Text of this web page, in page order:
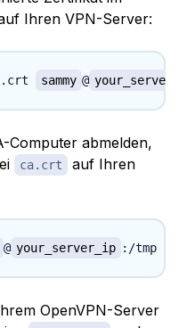
Ihren VPN-Server:
sammy @
Computer abmelden,
ca.crt
auf Ihren
@ your_server_ip
OpenVPN-Server